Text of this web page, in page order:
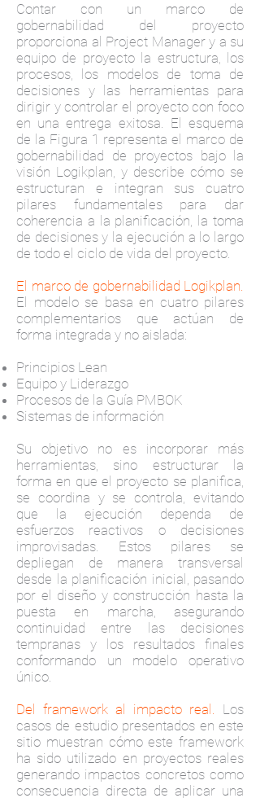
Contar con un marco de
gobernabilidad del proyecto
proporciona al Project Manager y a su
equipo de proyecto la estructura, los
procesos, los modelos de toma de
decisiones y las herramientas para
dirigir y controlar el proyecto con foco
en una entrega exitosa. El esquema
de la Figura 1 representa el marco de
gobernabilidad de proyectos bajo la
visión Logikplan, y describe cómo se
estructuran e integran sus cuatro
pilares fundamentales para dar
coherencia a la planificación, la toma
de decisiones y la ejecución a lo largo
de todo el ciclo de vida del proyecto.
El marco de gobernabilidad Logikplan.
El modelo se basa en cuatro pilares
complementarios que actúan de
forma integrada y no aislada:
Principios Lean
Equipo y Liderazgo
Procesos de la Guía PMBOK
Sistemas de información
Su objetivo no es incorporar más
herramientas, sino estructurar la
forma en que el proyecto se planifica,
se coordina y se controla, evitando
que la ejecución dependa de
esfuerzos reactivos o decisiones
improvisadas. Estos pilares se
depliegan de manera transversal
desde la planificación inicial, pasando
por el diseño y construcción hasta la
puesta en marcha, asegurando
continuidad entre las decisiones
tempranas y los resultados finales
conformando un modelo operativo
único.
Del framework al impacto real. Los
casos de estudio presentados en este
sitio muestran cómo este framework
ha sido utilizado en proyectos reales
generando impactos concretos como
consecuencia directa de aplicar una